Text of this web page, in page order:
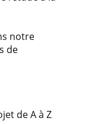
notre
de
de A à Z